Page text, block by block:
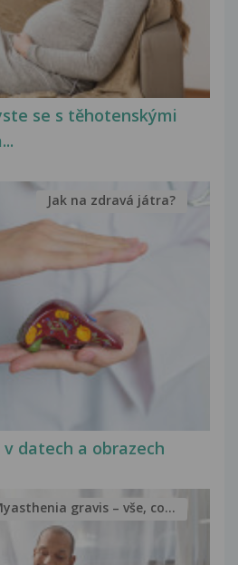
se s těhotenskými
datech a obrazech
Jak na zdravá játra?
gravis – vše, co...